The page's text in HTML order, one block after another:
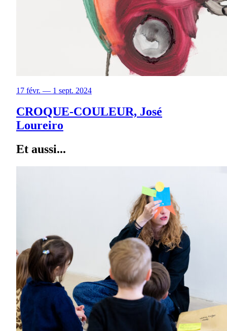
17 févr. — 1 sept. 2024
CROQUE-COULEUR, José
Loureiro
Et aussi...